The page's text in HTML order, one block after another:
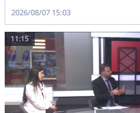
2026/08/07 15:03
11:15